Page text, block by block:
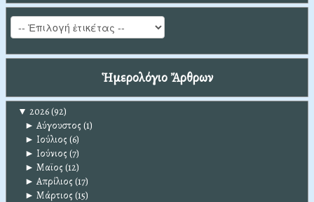
Ἡμερολόγιο Ἄρθρων
▼ 2026(92)
► Αύγουστος (1)
► Ιούλιος (6)
► Ιούνιος (7)
► Μαϊος (12)
► Απρίλιος (17)
► Μάρτιος (15)